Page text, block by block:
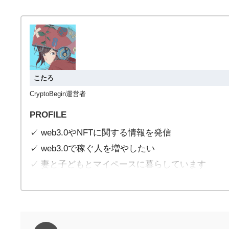
こたろ
CryptoBegin運営者
PROFILE
✓ web3.0やNFTに関する情報を発信
✓ web3.0で稼ぐ人を増やしたい
✓ 妻と子どもとマイペースに暮らしています